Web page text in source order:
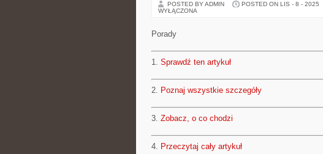
POSTED BY ADMIN POSTED ON LIS - 8 - 2025
WYŁĄCZONA
Porady
1. Sprawdź ten artykuł
2. Poznaj wszystkie szczegóły
3. Zobacz, o co chodzi
4. Przeczytaj cały artykuł